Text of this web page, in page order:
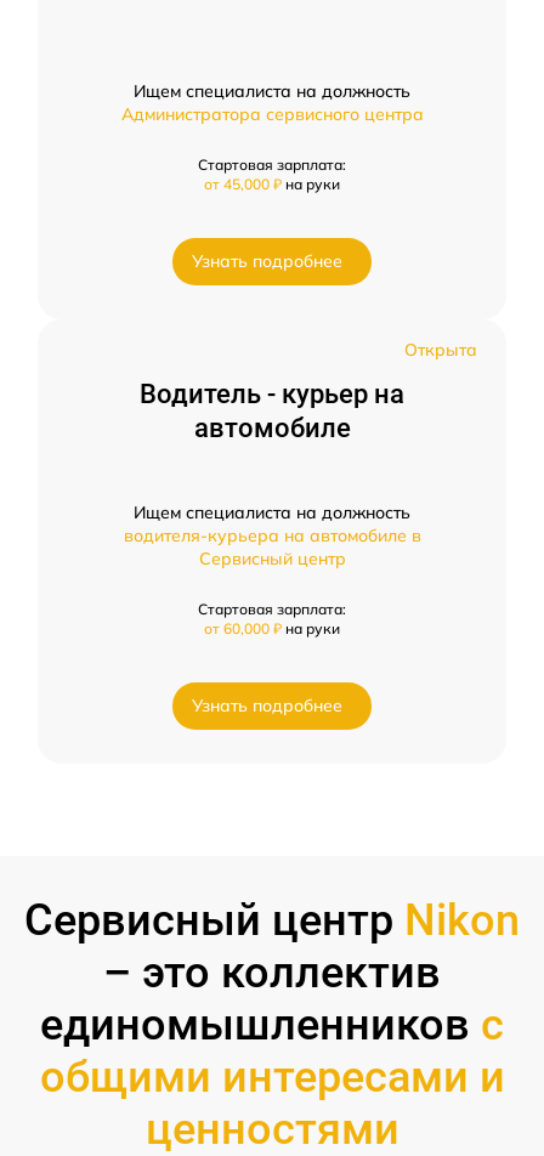
Ищем специалиста на должность
Администратора сервисного центра
Стартовая зарплата:
от 45,000 ₽ на руки
Узнать подробнее
Открыта
Водитель - курьер на
автомобиле
Ищем специалиста на должность
водителя-курьера на автомобиле в
Сервисный центр
Стартовая зарплата:
от 60,000 ₽ на руки
Узнать подробнее
Сервисный центр Nikon
– это коллектив
единомышленников с
общими интересами и
ценностями